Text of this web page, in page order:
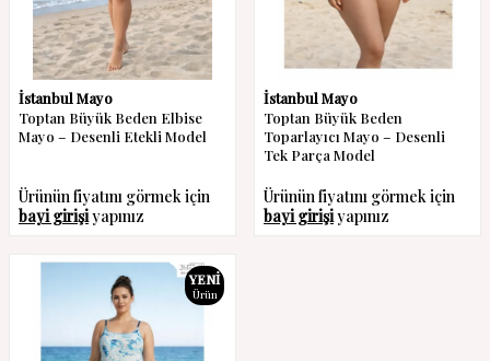
İstanbul Mayo
Toptan Büyük Beden Elbise
Mayo – Desenli Etekli Model
Ürünün fiyatını görmek için
bayi girişiyapınız
İstanbul Mayo
Toptan Büyük Beden
Toparlayıcı Mayo – Desenli
Tek Parça Model
Ürünün fiyatını görmek için
bayi girişiyapınız
YENI
Ürün